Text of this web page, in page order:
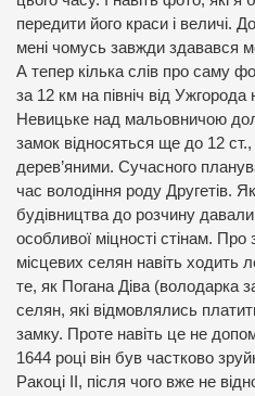
передити його краси і величі.
мені чомусь завжди здавався
А тепер кілька слів про саму
за 12 км на північ від Ужгорода
Невицьке над мальовничою
замок відносяться ще до 12
дерев’яними. Сучасного
час володіння роду Другетів.
будівництва до розчину
особливої міцності стінам. Про
місцевих селян навіть ходить
те, як Погана Діва (володарка
селян, які відмовлялись
замку. Проте навіть це не
1644 році він був частково
Ракоці ІІ, після чого вже не